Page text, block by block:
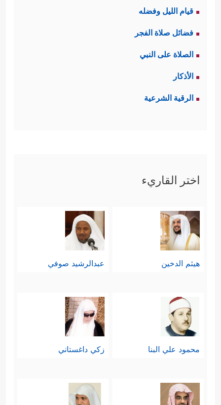
قيام الليل وفضله
فضائل صلاة الفجر
الصلاة على النبي
الأذكار
الرقية الشرعية
اختر القاريء
هيثم الدخين عبدالرشيد صوفي
محمود علي البنا زكي داغستاني